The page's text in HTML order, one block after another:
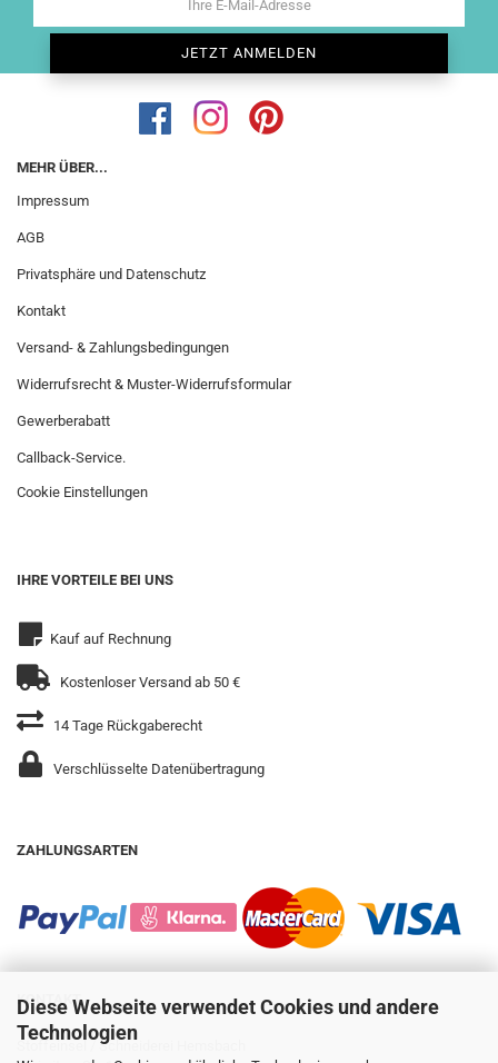
Diese Webseite verwendet Cookies und andere
Technologien
MEHR ÜBER...
Impressum
AGB
Privatsphäre und Datenschutz
Kontakt
Versand- & Zahlungsbedingungen
Widerrufsrecht & Muster-Widerrufsformular
Gewerberabatt
Callback-Service.
Cookie Einstellungen
IHRE VORTEILE BEI UNS
Kauf auf Rechnung
Kostenloser Versand ab 50 €
14 Tage Rückgaberecht
Verschlüsselte Datenübertragung
ZAHLUNGSARTEN
KONTAKT
Stoffeinsel / Schneiderei Hemsbach